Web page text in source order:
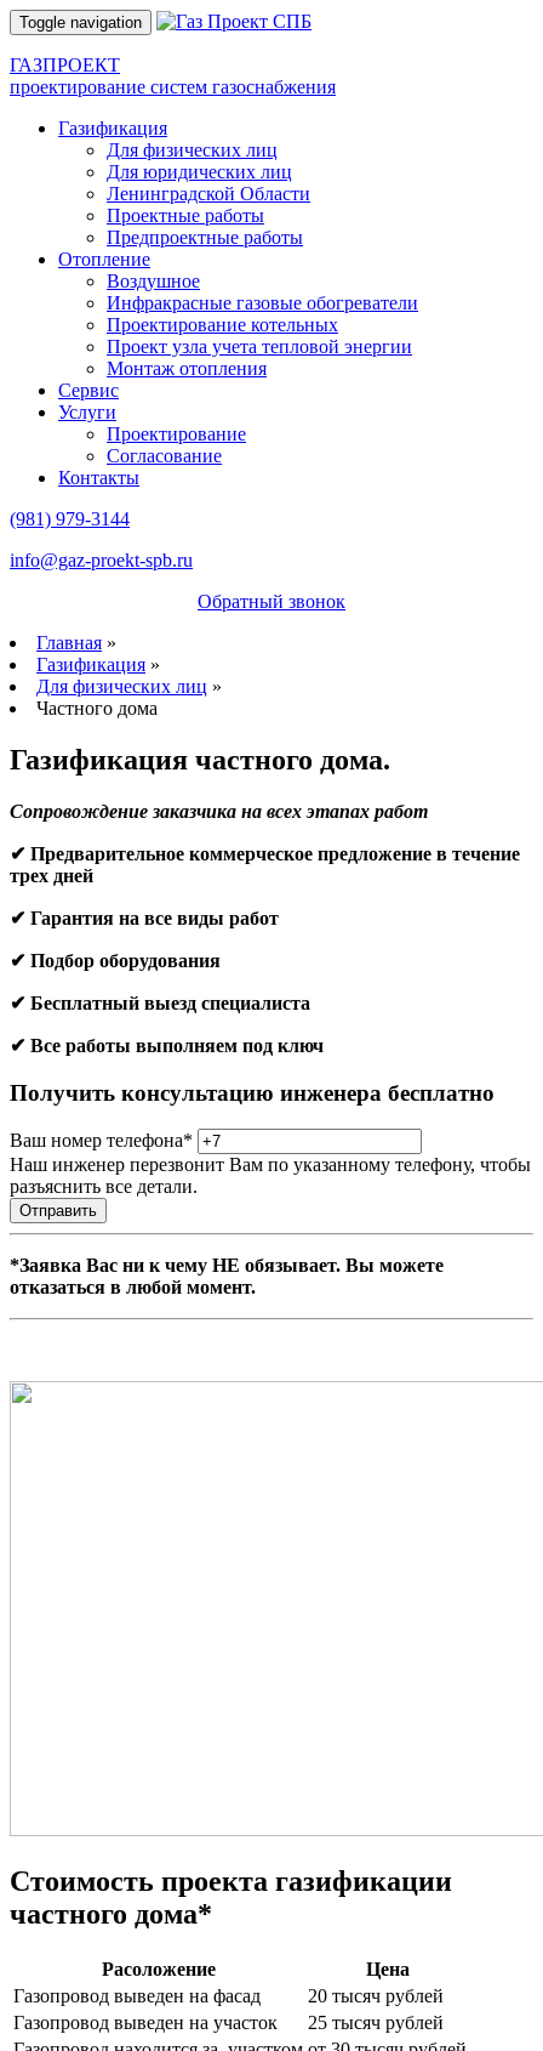
Toggle navigation
ГАЗПРОЕКТ
проектирование систем газоснабжения
Газификация
Для физических лиц
Для юридических лиц
Ленинградской Области
Проектные работы
Предпроектные работы
Отопление
Воздушное
Инфракрасные газовые обогреватели
Проектирование котельных
Проект узла учета тепловой энергии
Монтаж отопления
Сервис
Услуги
Проектирование
Согласование
Контакты
(981) 979-3144
info@gaz-proekt-spb.ru
Обратный звонок
Главная »
Газификация »
Для физических лиц »
Частного дома
Газификация частного дома.
Сопровождение заказчика на всех этапах работ
✔ Предварительное коммерческое предложение в течение
трех дней
✔ Гарантия на все виды работ
✔ Подбор оборудования
✔ Бесплатный выезд специалиста
✔ Все работы выполняем под ключ
Получить консультацию инженера бесплатно
Ваш номер телефона*
Наш инженер перезвонит Вам по указанному телефону, чтобы
разъяснить все детали.
Отправить
*Заявка Вас ни к чему НЕ обязывает. Вы можете
отказаться в любой момент.
Стоимость проекта газификации
частного дома*
Расоложение
Цена
Газопровод выведен на фасад
20 тысяч рублей
Газопровод выведен на участок
25 тысяч рублей